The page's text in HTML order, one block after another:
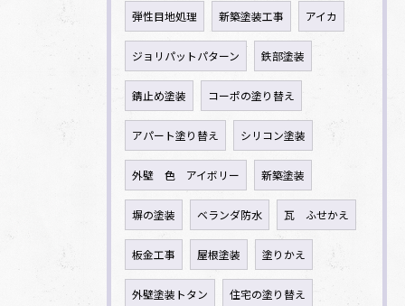
弾性目地処理 新築塗装工事 アイカ
ジョリパットパターン 鉄部塗装
錆止め塗装 コーポの塗り替え
アパート塗り替え シリコン塗装
外壁 色 アイボリー 新築塗装
塀の塗装 ベランダ防水 瓦 ふせかえ
板金工事 屋根塗装 塗りかえ
外壁塗装トタン 住宅の塗り替え